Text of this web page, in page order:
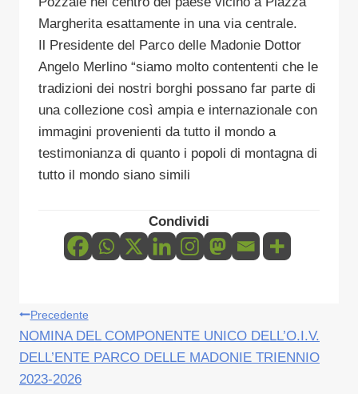
Margherita esattamente in una via centrale.
Il Presidente del Parco delle Madonie Dottor
Angelo Merlino “siamo molto contententi che le
tradizioni dei nostri borghi possano far parte di
una collezione così ampia e internazionale con
immagini provenienti da tutto il mondo a
testimonianza di quanto i popoli di montagna di
tutto il mondo siano simili
Condividi
Navigazione
articoli
Precedente
NOMINA DEL COMPONENTE UNICO DELL’O.I.V.
DELL’ENTE PARCO DELLE MADONIE TRIENNIO
2023-2026